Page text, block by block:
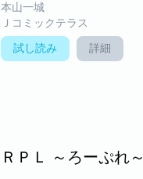
本山一城
Ｊコミックテラス
試し読み 詳細
ＲＰＬ ～ろーぷれ～